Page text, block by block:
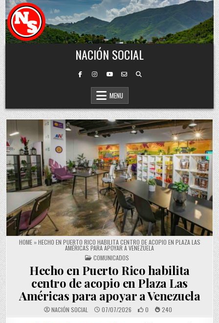
Skip to content
NACIÓN SOCIAL
MENU
HOME»HECHO EN PUERTO RICO HABILITA CENTRO DE ACOPIO EN PLAZA LAS
AMÉRICAS PARA APOYAR A VENEZUELA
POSTED IN
COMUNICADOS
Hecho en Puerto Rico habilita
centro de acopio en Plaza Las
Américas para apoyar a Venezuela
NACIÓN SOCIAL 07/07/2026 0 240